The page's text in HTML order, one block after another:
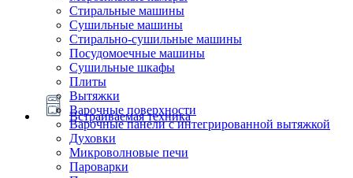
Стиральные машины
Сушильные машины
Стирально-сушильные машины
Посудомоечные машины
Сушильные шкафы
Плиты
Встраиваемая техника
Вытяжки
Варочные поверхности
Варочные панели с интегрированной вытяжкой
Духовки
Микроволновые печи
Пароварки